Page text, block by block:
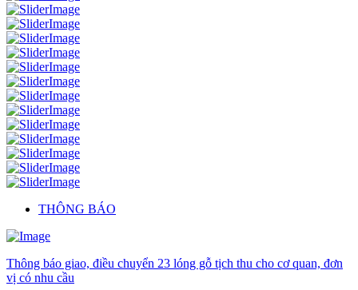
THÔNG BÁO
Thông báo giao, điều chuyển 23 lóng gỗ tịch thu cho cơ quan, đơn
vị có nhu cầu